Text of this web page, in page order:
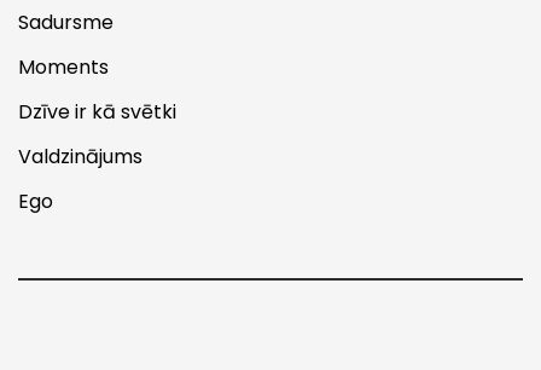
Sadursme
Moments
Dzīve ir kā svētki
Valdzinājums
Ego